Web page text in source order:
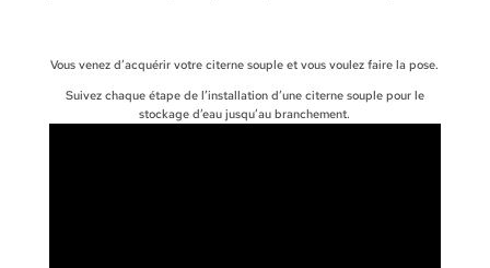
Vous venez d’acquérir votre citerne souple et vous voulez faire la pose.
Suivez chaque étape de l’installation d’une citerne souple pour le
stockage d’eau jusqu’au branchement.